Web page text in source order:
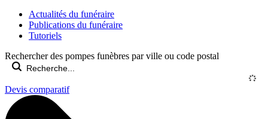
Actualités du funéraire
Publications du funéraire
Tutoriels
Rechercher des pompes funèbres par ville ou code postal
Devis comparatif